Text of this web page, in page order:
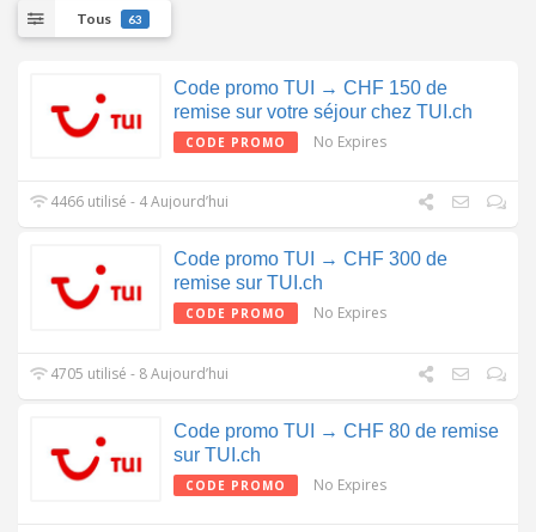
Tous 63
Code promo TUI → CHF 150 de
remise sur votre séjour chez TUI.ch
CODE PROMO No Expires
4466 utilisé - 4 Aujourd’hui
Code promo TUI → CHF 300 de
remise sur TUI.ch
CODE PROMO No Expires
4705 utilisé - 8 Aujourd’hui
Code promo TUI → CHF 80 de remise
sur TUI.ch
CODE PROMO No Expires